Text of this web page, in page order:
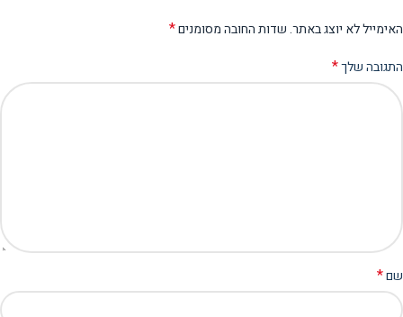
האימייל לא יוצג באתר.שדות החובה מסומנים*
התגובה שלך*
שם*